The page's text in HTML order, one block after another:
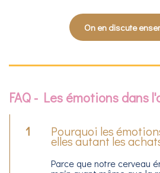
On en discute
FAQ - Les émotions dans
1 Pourquoi les
elles autant les
Parce que notre cerveau